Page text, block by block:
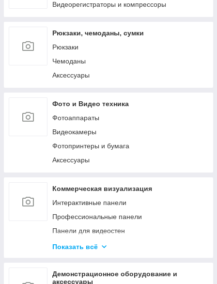
Видеорегистраторы и компрессоры
Рюкзаки, чемоданы, сумки
Рюкзаки
Чемоданы
Аксессуары
Фото и Видео техника
Фотоаппараты
Видеокамеры
Фотопринтеры и бумага
Аксессуары
Коммерческая визуализация
Интерактивные панели
Профессиональные панели
Панели для видеостен
Интерактивные мониторы
Управление сигналом
Показать всё
Демонстрационное оборудование и
аксессуары